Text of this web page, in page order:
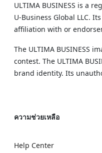
ULTIMA BUSINESS is a
U‑Business Global LLC.
affiliation with or
The ULTIMA BUSINESS
contest. The ULTIMA
brand identity. Its
ความช่วยเหลือ
Help Center